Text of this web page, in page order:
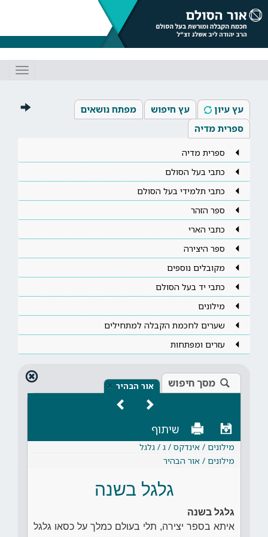
עץ עיון עץ חיפוש
מפתח נושאים
ספרית מדיה
ספרית מדיה
כתבי בעל הסולם
כתבי תלמידי בעל הסולם
ספר הזהר
כתבי הארי
ספר היצירה
מקובלים נוספים
כתבי יד בעל הסולם
מילונים
שערים לחכמת הקבלה למתחילים
עזרים ומפתחות
מסך חיפוש אור הבהיר ×
שיתוף
מילונים / אינדקס / ג / גלגל
מילונים / אור הבהיר
גלגל בשנה
גלגל בשנה
איתא בספר יצירה, תלי בעולם כמלך על כסאו גלגל